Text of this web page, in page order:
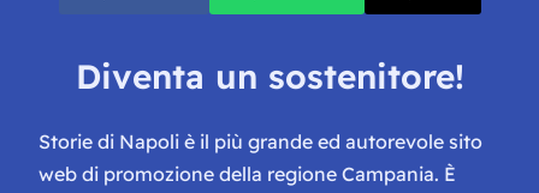
Diventa un sostenitore!
Storie di Napoli è il più grande ed autorevole sito
web di promozione della regione Campania. È